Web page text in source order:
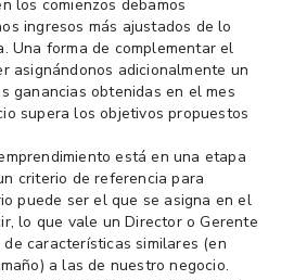
los comienzos debamos
ingresos más ajustados de lo
Una forma de complementar el
asignándonos adicionalmente un
ganancias obtenidas en el mes
supera los objetivos propuestos
está en una etapa
criterio de referencia para
puede ser el que se asigna en el
lo que vale un Director o Gerente
características similares (en
a las de nuestro negocio.